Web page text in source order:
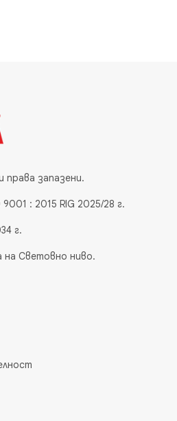
права запазени.
: 2015 RIG 2025/28 г.
г.
на Световно ниво.